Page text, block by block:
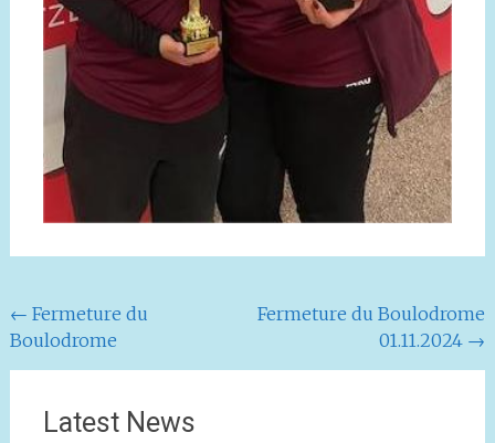
Navigation
de
← Fermeture du
Boulodrome
Fermeture du Boulodrome
01.11.2024 →
Latest News